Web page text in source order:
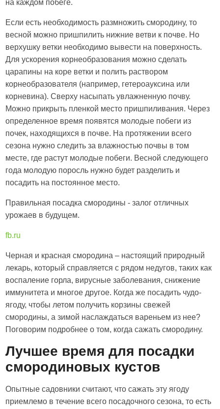
на каждом побеге.
Если есть необходимость размножить смородину, то
весной можно пришпилить нижние ветви к почве. Но
верхушку ветки необходимо вывести на поверхность.
Для ускорения корнеобразования можно сделать
царапины на коре ветки и полить раствором
корнеобразователя (например, гетероауксина или
корневина). Сверху насыпать увлажненную почву.
Можно прикрыть пленкой место пришпиливания. Через
определенное время появятся молодые побеги из
почек, находящихся в почве. На протяжении всего
сезона нужно следить за влажностью почвы в том
месте, где растут молодые побеги. Весной следующего
года молодую поросль нужно будет разделить и
посадить на постоянное место.
Правильная посадка смородины - залог отличных
урожаев в будущем.
fb.ru
Черная и красная смородина – настоящий природный
лекарь, который справляется с рядом недугов, таких как
воспаление горла, вирусные заболевания, снижение
иммунитета и многое другое. Когда же посадить чудо-
ягоду, чтобы летом получить корзины свежей
смородины, а зимой наслаждаться вареньем из нее?
Поговорим подробнее о том, когда сажать смородину.
Лучшее время для посадки
смородиновых кустов
Опытные садовники считают, что сажать эту ягоду
приемлемо в течение всего посадочного сезона, то есть